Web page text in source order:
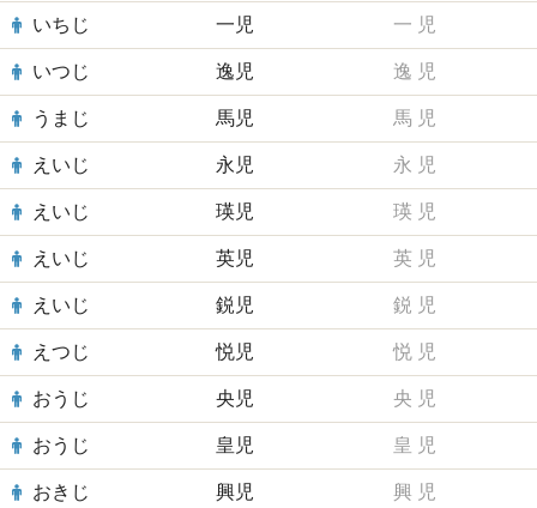
いちじ 一児 一 児
いつじ 逸児 逸 児
うまじ 馬児 馬 児
えいじ 永児 永 児
えいじ 瑛児 瑛 児
えいじ 英児 英 児
えいじ 鋭児 鋭 児
えつじ 悦児 悦 児
おうじ 央児 央 児
おうじ 皇児 皇 児
おきじ 興児 興 児